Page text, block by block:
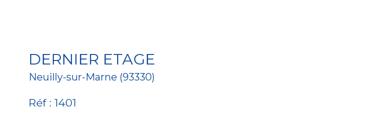
DERNIER ETAGE
Neuilly-sur-Marne (93330)
Réf : 1401